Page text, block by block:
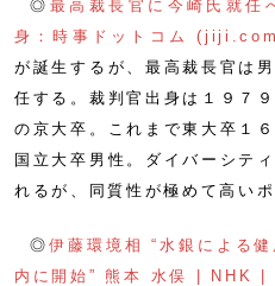
◎ 最高裁長官に今崎氏就
身：時事ドットコム
が誕生するが、最高裁長官は
任する。裁判官出身は１９７
の京大卒。これまで東大卒１
国立大卒男性。ダイバーシテ
れるが、同質性が極めて高いポ
◎伊藤環境相 “水銀による
内に開始” 熊本 水俣 | NHK |